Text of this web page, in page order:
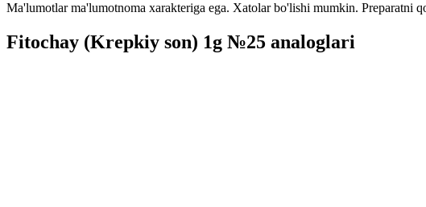
Ma'lumotlar ma'lumotnoma xarakteriga ega. Xatolar bo'lishi mumkin. Preparatni
Fitochay (Krepkiy son) 1g №25 analoglari